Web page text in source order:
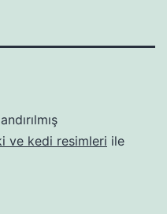
ve kedi resimleri ile